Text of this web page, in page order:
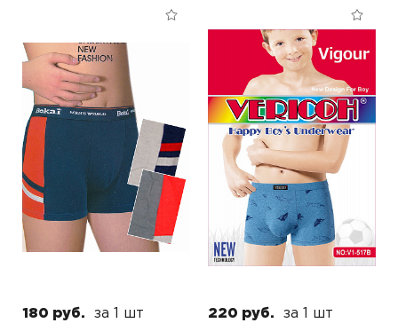
180 руб. за 1 шт 220 руб. за 1 шт